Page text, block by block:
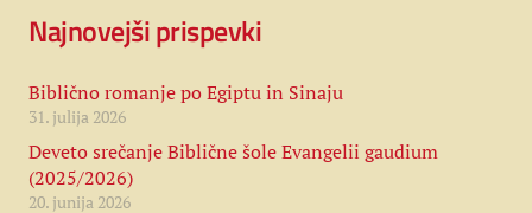
Najnovejši prispevki
Biblično romanje po Egiptu in Sinaju
31. julija 2026
Deveto srečanje Biblične šole Evangelii gaudium
(2025/2026)
20. junija 2026